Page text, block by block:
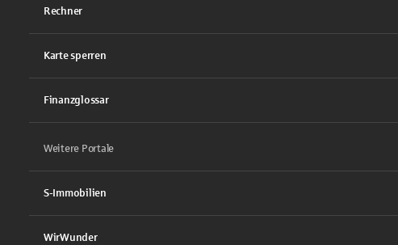
Rechner
Karte sperren
Finanzglossar
Weitere Portale
S-Immobilien
WirWunder